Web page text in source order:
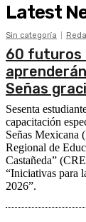
Latest
Sin categoría
60 futuros
Señas
Sesenta
capacitación
Señas Mexicana
Regional de
Castañeda”
“Iniciativas para
2026”.